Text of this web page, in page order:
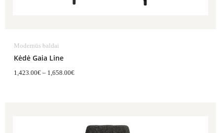
Modernūs baldai
Kėdė Gaia Line
1,423.00€ – 1,658.00€